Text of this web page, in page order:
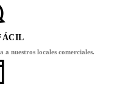
a nuestros locales comerciales.